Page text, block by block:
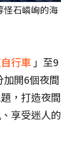
怪石嶙峋的海
行車 」至9
開6個夜間
，打造夜間
享受迷人的